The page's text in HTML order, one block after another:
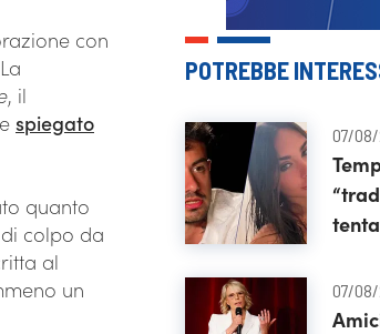
con
, il
spiegato
quanto
colpo da
al
un
POTREBBE
07/
07/